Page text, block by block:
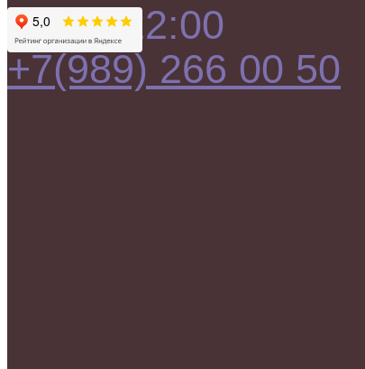
10:00-22:00
+7(989) 266 00 50